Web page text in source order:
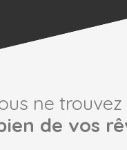
ne trouvez
de vos